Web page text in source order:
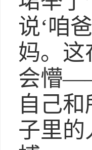
说‘咱
妈。这
会懵
自己
子里的